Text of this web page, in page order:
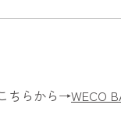
ちらから→WECO